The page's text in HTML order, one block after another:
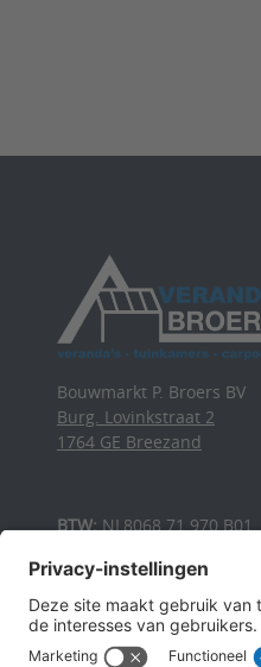
Bouwmarkt P. Broers BV
Burg. Lovinkstraat 2
1764 GE Breezand
BTW:NL8068.71.970.B01
T: 0223-521938
E: info@verandabroers.nl